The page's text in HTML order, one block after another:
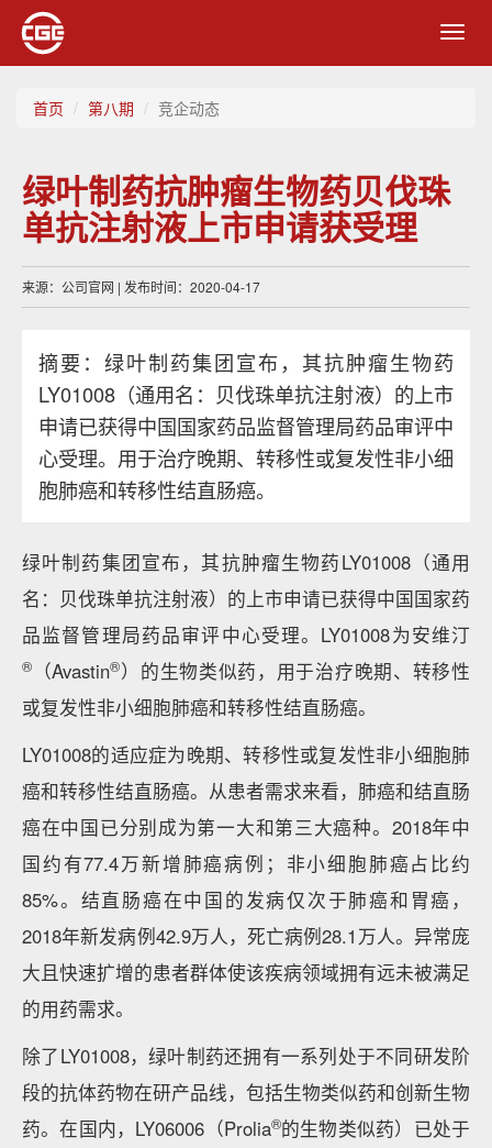
首页 第八期 竞企动态
绿叶制药抗肿瘤生物药贝伐珠
单抗注射液上市申请获受理
来源：公司官网 | 发布时间：2020-04-17
摘要：绿叶制药集团宣布，其抗肿瘤生物药
LY01008（通用名：贝伐珠单抗注射液）的上市
申请已获得中国国家药品监督管理局药品审评中
心受理。用于治疗晚期、转移性或复发性非小细
胞肺癌和转移性结直肠癌。
绿叶制药集团宣布，其抗肿瘤生物药LY01008（通用
名：贝伐珠单抗注射液）的上市申请已获得中国国家药
品监督管理局药品审评中心受理。LY01008为安维汀
® （Avastin®）的生物类似药，用于治疗晚期、转移性
或复发性非小细胞肺癌和转移性结直肠癌。
LY01008的适应症为晚期、转移性或复发性非小细胞肺
癌和转移性结直肠癌。从患者需求来看，肺癌和结直肠
癌在中国已分别成为第一大和第三大癌种。2018年中
国约有77.4万新增肺癌病例；非小细胞肺癌占比约
85%。结直肠癌在中国的发病仅次于肺癌和胃癌，
2018年新发病例42.9万人，死亡病例28.1万人。异常庞
大且快速扩增的患者群体使该疾病领域拥有远未被满足
的用药需求。
除了LY01008，绿叶制药还拥有一系列处于不同研发阶
段的抗体药物在研产品线，包括生物类似药和创新生物
药。在国内，LY06006（Prolia®的生物类似药）已处于